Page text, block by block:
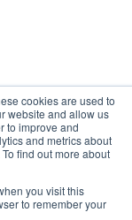
cookies are used to
website and allow us
to improve and
and metrics about
find out more about
you visit this
to remember your